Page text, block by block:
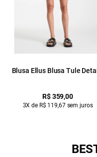
Blusa Ellus Blusa Tule
R$ 359,00
3X de R$ 119,67 sem juros